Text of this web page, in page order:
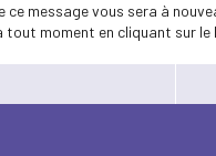
ce message vous sera à
tout moment en cliquant sur le